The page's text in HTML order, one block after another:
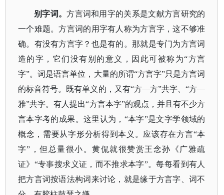
别字词。方言词和用字的关系是文献方言研究的
一个难题。方言词的用字有人称为方言字，这不够准
确。有没有方言字？也是有的。那就是专门为方言词
造的字，它们没有别的意义，因此可被称为“方言
字”。词是语言单位，大量的所谓“方言字”只是方言词
的标音符号。既有单义的，又有“方—方”共字、“方—
雅”共字。有人提出“方言本字”的观点，并且有不少方
言本字考的成果。这里认为，“本字”是文字学领域的
概念，需要从字形分析得到本义。应该存在方言“本
字”，但总量很小。黄侃就很赞赏王念孙
《广雅疏
证》 “专事搜求义证，而不推求本字”。每每看到有人
把方言词按语法构词来讨论，就是缘于方言字、词不